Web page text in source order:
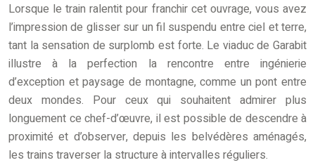
Lorsque le train ralentit pour franchir cet ouvrage, vous avez
l’impression de glisser sur un fil suspendu entre ciel et terre,
tant la sensation de surplomb est forte. Le viaduc de Garabit
illustre à la perfection la rencontre entre ingénierie
d’exception et paysage de montagne, comme un pont entre
deux mondes. Pour ceux qui souhaitent admirer plus
longuement ce chef-d’œuvre, il est possible de descendre à
proximité et d’observer, depuis les belvédères aménagés,
les trains traverser la structure à intervalles réguliers.